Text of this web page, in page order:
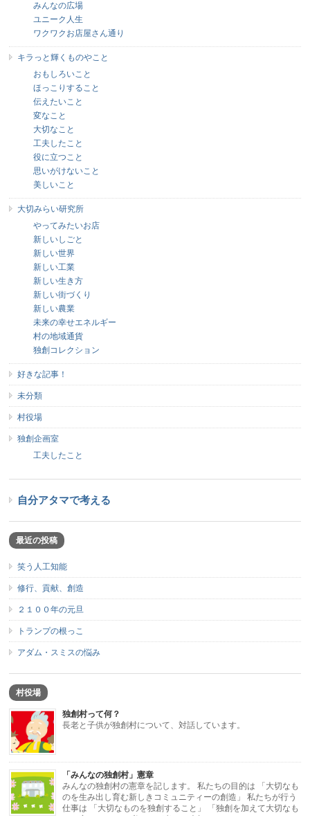
みんなの広場
ユニーク人生
ワクワクお店屋さん通り
キラっと輝くものやこと
おもしろいこと
ほっこりすること
伝えたいこと
変なこと
大切なこと
工夫したこと
役に立つこと
思いがけないこと
美しいこと
大切みらい研究所
やってみたいお店
新しいしごと
新しい世界
新しい工業
新しい生き方
新しい街づくり
新しい農業
未来の幸せエネルギー
村の地域通貨
独創コレクション
好きな記事！
未分類
村役場
独創企画室
工夫したこと
自分アタマで考える
最近の投稿
笑う人工知能
修行、貢献、創造
２１００年の元旦
トランプの根っこ
アダム・スミスの悩み
村役場
独創村って何？
長老と子供が独創村について、対話しています。
「みんなの独創村」憲章
みんなの独創村の憲章を記します。 私たちの目的は 「大切なも
のを生み出し育む新しきコミュニティーの創造」 私たちが行う
仕事は 「大切なものを独創すること」 「独創を加えて大切なも